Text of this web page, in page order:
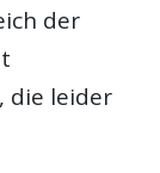
der
die leider